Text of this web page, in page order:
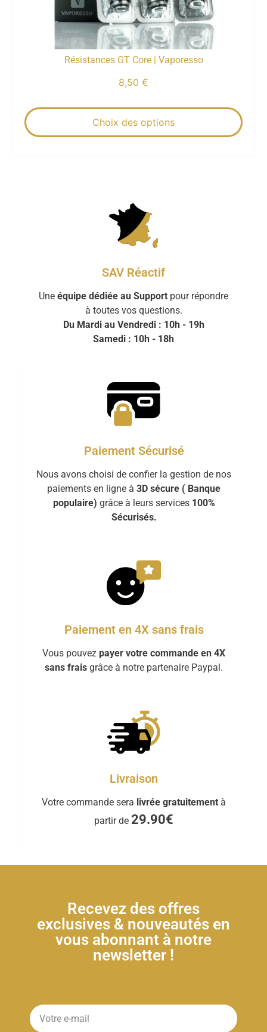
Résistances GT Core | Vaporesso
8,50 €
Choix des options
SAV Réactif
Une équipe dédiée au Support pour répondre
à toutes vos questions.
Du Mardi au Vendredi : 10h - 19h
Samedi : 10h - 18h
Paiement Sécurisé
Nous avons choisi de confier la gestion de nos
paiements en ligne à 3D sécure ( Banque
populaire) grâce à leurs services 100%
Sécurisés.
Paiement en 4X sans frais
Vous pouvez payer votre commande en 4X
sans frais grâce à notre partenaire Paypal.
Livraison
Votre commande sera livrée gratuitement à
partir de 29.90€
Recevez des offres
exclusives & nouveautés en
vous abonnant à notre
newsletter !